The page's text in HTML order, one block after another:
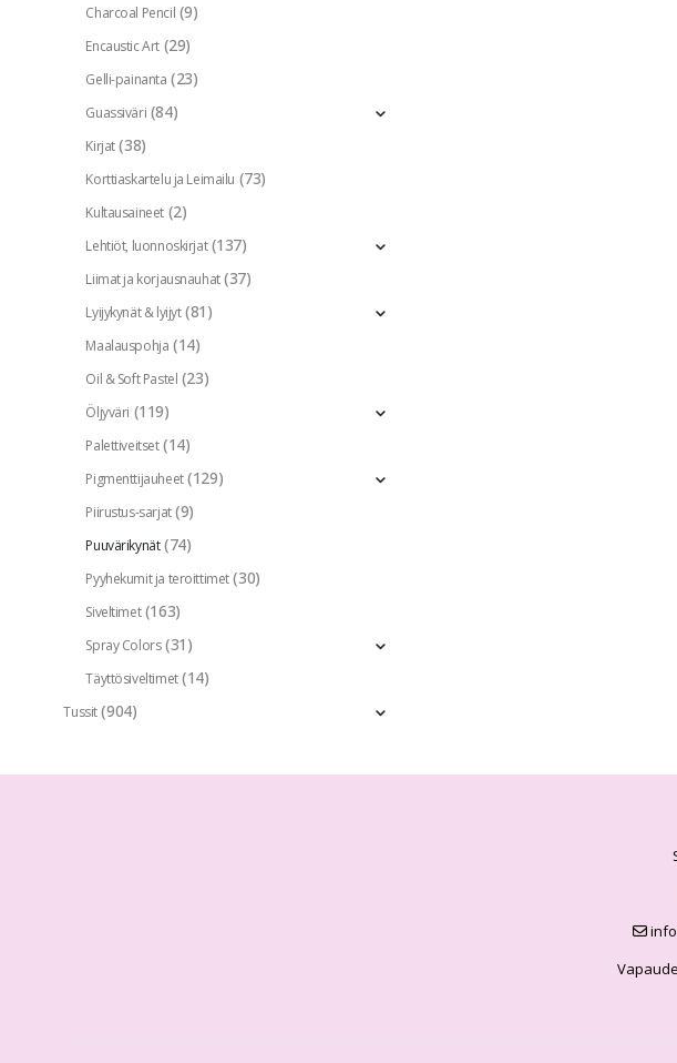
Charcoal Pencil (9)
Encaustic Art (29)
Gelli-painanta (23)
Guassiväri (84)
Kirjat (38)
Korttiaskartelu ja Leimailu (73)
Kultausaineet (2)
Lehtiöt, luonnoskirjat (137)
Liimat ja korjausnauhat (37)
Lyijykynät & lyijyt (81)
Maalauspohja (14)
Oil & Soft Pastel (23)
Öljyväri (119)
Palettiveitset (14)
Pigmenttijauheet (129)
Piirustus-sarjat (9)
Puuvärikynät (74)
Pyyhekumit ja teroittimet (30)
Siveltimet (163)
Spray Colors (31)
Täyttösiveltimet (14)
Tussit (904)